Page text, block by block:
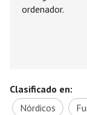
ordenador.
Clasificado en:
Nórdicos